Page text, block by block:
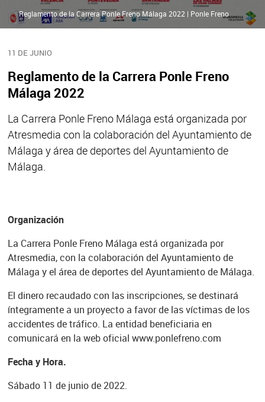
11 DE JUNIO
Reglamento de la Carrera Ponle Freno
Málaga 2022
La Carrera Ponle Freno Málaga está organizada por
Atresmedia con la colaboración del Ayuntamiento de
Málaga y área de deportes del Ayuntamiento de
Málaga.
Reglamento de la Carrera Ponle Freno Málaga 2022 | Ponle Freno
Organización
La Carrera Ponle Freno Málaga está organizada por
Atresmedia, con la colaboración del Ayuntamiento de
Málaga y el área de deportes del Ayuntamiento de Málaga.
El dinero recaudado con las inscripciones, se destinará
íntegramente a un proyecto a favor de las víctimas de los
accidentes de tráfico. La entidad beneficiaria en
comunicará en la web oficial www.ponlefreno.com
Fecha y Hora.
Sábado 11 de junio de 2022.